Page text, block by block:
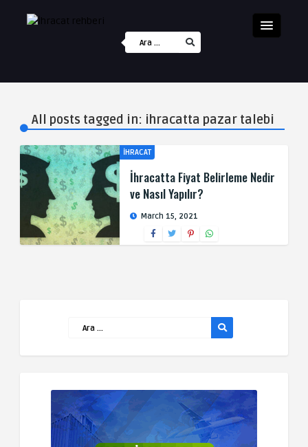
All posts tagged in: ihracatta pazar talebi
İHRACAT
İhracatta Fiyat Belirleme Nedir
ve Nasıl Yapılır?
March 15, 2021